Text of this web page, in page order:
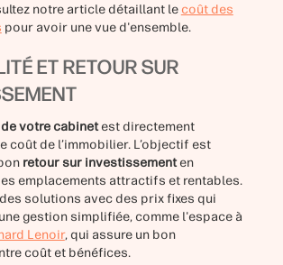
notre article détaillant le coût des
pour avoir une vue d'ensemble.
ET RETOUR SUR
votre cabinetest directement
coût de l’immobilier. L’objectif est
retour sur investissementen
emplacements attractifs et rentables.
solutions avec des prix fixes qui
gestion simplifiée, comme l'espace à
Lenoir, qui assure un bon
coût et bénéfices.